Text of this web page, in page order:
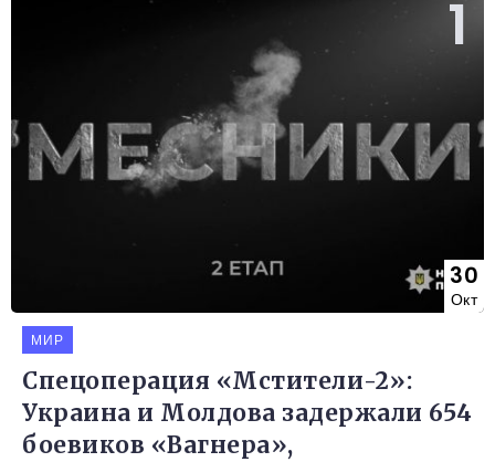
30
Окт
МИР
Спецоперация «Мстители-2»:
Украина и Молдова задержали 654
боевиков «Вагнера»,